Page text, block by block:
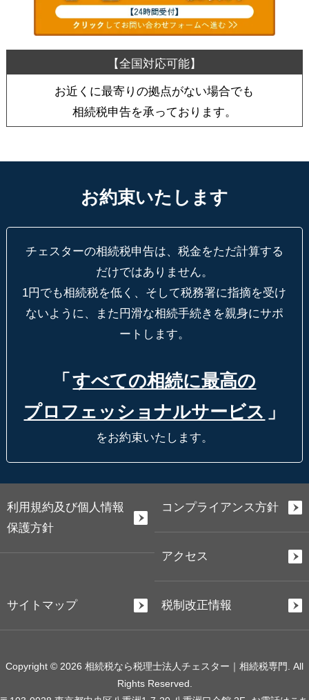
お近くに最寄りの拠点がない場合でも
相続税申告を承っております。
お約束いたします
チェスターの相続税申告は、税金をただ計算する
だけではありません。
1円でも相続税を低く、そして税務署に指摘を受け
ないように、
また円滑な相続手続きを親身にサポ
ートします。
「 すべての相続に最高の
プロフェッショナルサービス 」
をお約束いたします。
利用規約及び個人情報
保護方針
コンプライアンス方針
アクセス
サイトマップ 税制改正情報
Copyright © 2026 相続税なら税理士法人チェスター｜相続税専門. All
Rights Reserved.